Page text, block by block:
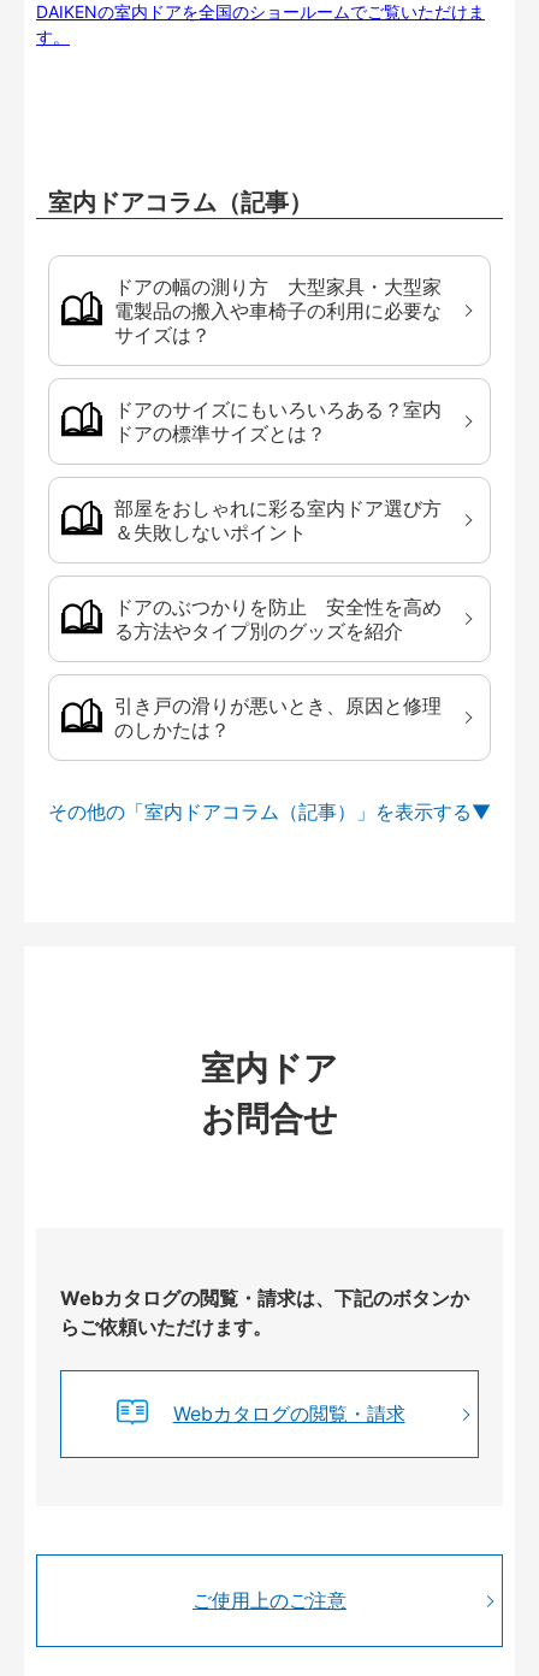
DAIKENの室内ドアを全国のショールームでご覧いただけま
す。
室内ドアコラム（記事）
ドアの幅の測り方 大型家具・大型家
電製品の搬入や車椅子の利用に必要な
サイズは？
ドアのサイズにもいろいろある？室内
ドアの標準サイズとは？
部屋をおしゃれに彩る室内ドア選び方
＆失敗しないポイント
ドアのぶつかりを防止 安全性を高め
る方法やタイプ別のグッズを紹介
引き戸の滑りが悪いとき、原因と修理
のしかたは？
その他の「室内ドアコラム（記事）」を
室内ドア
お問合せ
Webカタログの閲覧・請求は、下記のボタンか
らご依頼いただけます。
Webカタログの閲覧・請求
ご使用上のご注意